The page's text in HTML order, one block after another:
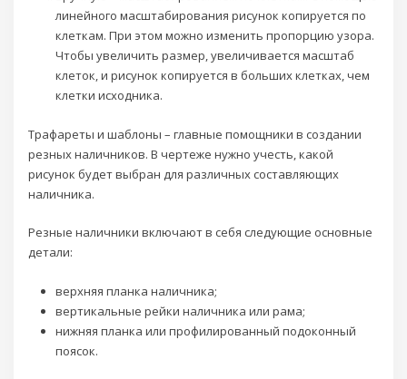
линейного масштабирования рисунок копируется по
клеткам. При этом можно изменить пропорцию узора.
Чтобы увеличить размер, увеличивается масштаб
клеток, и рисунок копируется в больших клетках, чем
клетки исходника.
Трафареты и шаблоны – главные помощники в создании
резных наличников. В чертеже нужно учесть, какой
рисунок будет выбран для различных составляющих
наличника.
Резные наличники включают в себя следующие основные
детали:
верхняя планка наличника;
вертикальные рейки наличника или рама;
нижняя планка или профилированный подоконный
поясок.